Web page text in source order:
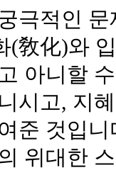
극적인
(敎化)와
아니할
시고, 지
준 것입
위대한